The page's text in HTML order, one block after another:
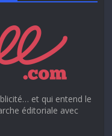
et qui entend le
éditoriale avec